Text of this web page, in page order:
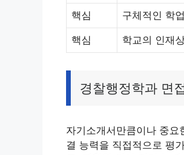
핵심 구체적인 학
핵심 학교의 인재
경찰행정학과 면
자기소개서만큼이나 중
결 능력을 직접적으로 평